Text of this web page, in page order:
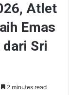
Atlet
Emas
dari Sri
2 minutes read